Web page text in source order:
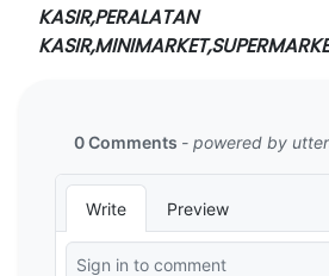
KASIR,PERALATAN